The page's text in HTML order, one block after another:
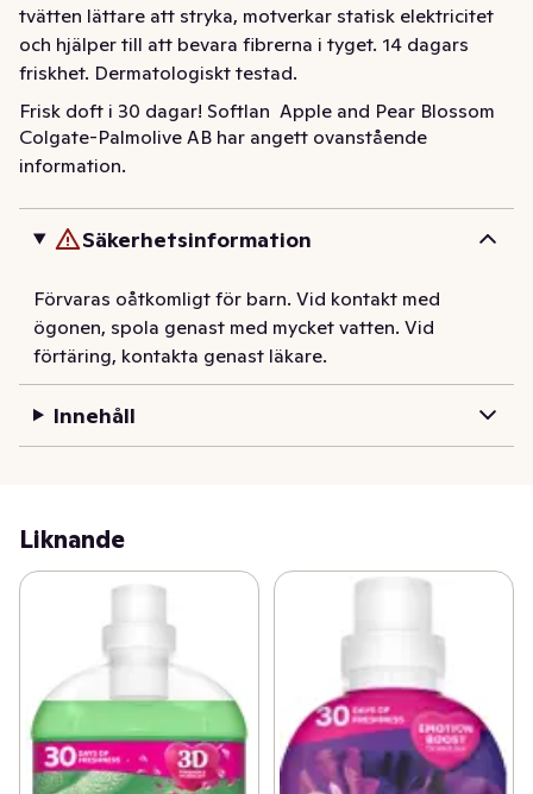
tvätten lättare att stryka, motverkar statisk elektricitet
och hjälper till att bevara fibrerna i tyget. 14 dagars
friskhet. Dermatologiskt testad.
Frisk doft i 30 dagar! Softlan  Apple and Pear Blossom
sköljmedel ger en otroligt mjuk tvätt och en härlig frisk
doft som varar länge. Softlan gör tvätten lättare att
bevara fibrerna i tyget. Dermatologiskt testad och kan
användas i kallt vatten.
Colgate-Palmolive AB har angett ovanstående
information.
Säkerhetsinformation
Förvaras oåtkomligt för barn. Vid kontakt med
ögonen, spola genast med mycket vatten. Vid
förtäring, kontakta genast läkare.
Innehåll
Liknande